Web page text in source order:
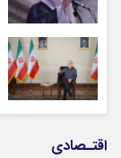
اقتـصادی